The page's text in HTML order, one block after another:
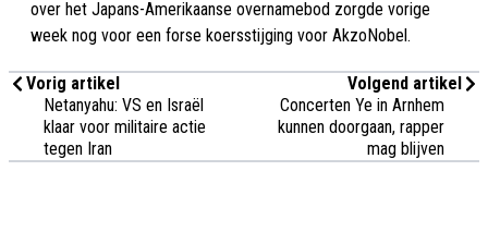
over het Japans-Amerikaanse overnamebod zorgde vorige
week nog voor een forse koersstijging voor AkzoNobel.
Vorig artikel
Netanyahu: VS en Israël
klaar voor militaire actie
tegen Iran
Volgend artikel
Concerten Ye in Arnhem
kunnen doorgaan, rapper
mag blijven